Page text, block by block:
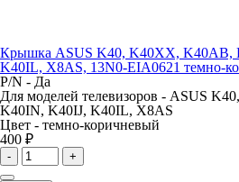
Крышка ASUS K40, K40XX, K40AB,
K40IL, X8AS, 13N0-EIA0621 темно-
P/N - Да
Для моделей телевизоров - ASUS
K40IN, K40IJ, K40IL, X8AS
Цвет - темно-коричневый
400 ₽
- +